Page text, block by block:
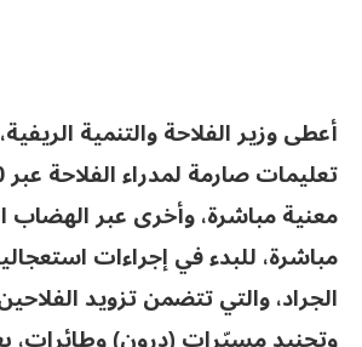
أعطى وزير الفلاحة والتنمية
معنية مباشرة، وأخرى عبر الهضاب
مباشرة، للبدء في إجراءات
الجراد، والتي تتضمن تزويد